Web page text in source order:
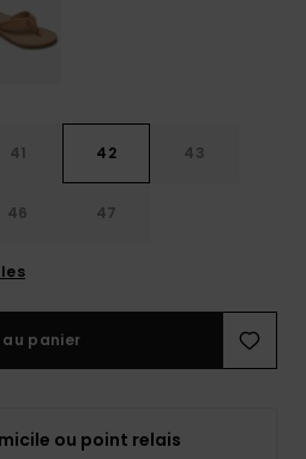
41 42 43
46 47
panier
ou point relais